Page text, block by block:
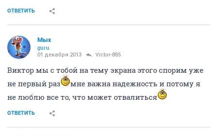
ОТВЕТИТЬ
Мых
guru
01 декабря 2013 Victor-885
Виктор мы с тобой на тему экрана этого спорим уже
не первый раз
мне важна надежность и потому я
не люблю все то, что может отвалиться
ОТВЕТИТЬ